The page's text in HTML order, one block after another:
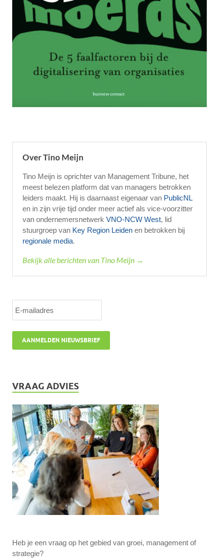
Over Tino Meijn
Tino Meijn is oprichter van Management Tribune, het
meest belezen platform dat van managers betrokken
leiders maakt. Hij is daarnaast eigenaar van PublicNL
en in zijn vrije tijd onder meer actief als vice-voorzitter
van ondernemersnetwerk VNO-NCW West, lid
stuurgroep van Key Region Leiden en betrokken bij
regionale media.
Bekijk alle berichten van Tino Meijn →
VRAAG ADVIES
Heb je een vraag op het gebied van groei, management of
strategie?